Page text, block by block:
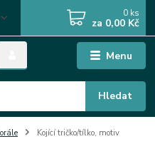
Menu
Hledat
0 ks
za 0,00 Kč
Kojící tričko/tílko, motiv